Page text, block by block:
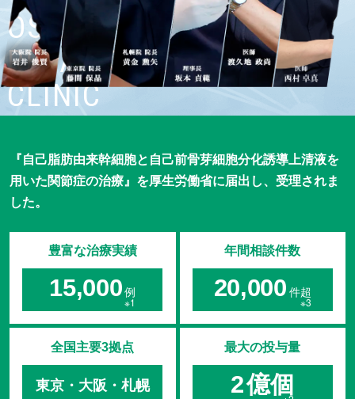
OSAKA
REPAIRCELL
CLINIC
『自己脂肪由来幹細胞と自己前骨芽細胞分化誘導上清液を
用いた関節症の治療』を厚生労働省に届出し、受理されま
した。
豊富な治療実績
15,000 例
年間相談件数
20,000 件超
全国主要3拠点
東京・大阪・札幌
最大の投与量
2億個